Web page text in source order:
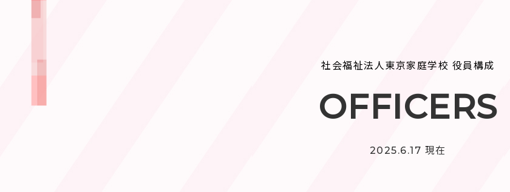
社会福祉法人東京家庭学校 役員構成
OFFICERS
2025.6.17 現在